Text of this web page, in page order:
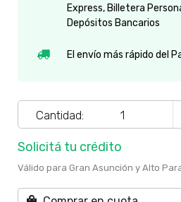
Express, Billetera
Depósitos Bancarios
El envío más rápido del
Cantidad:
Solicitá tu crédito
Válido para Gran Asunción y Alto